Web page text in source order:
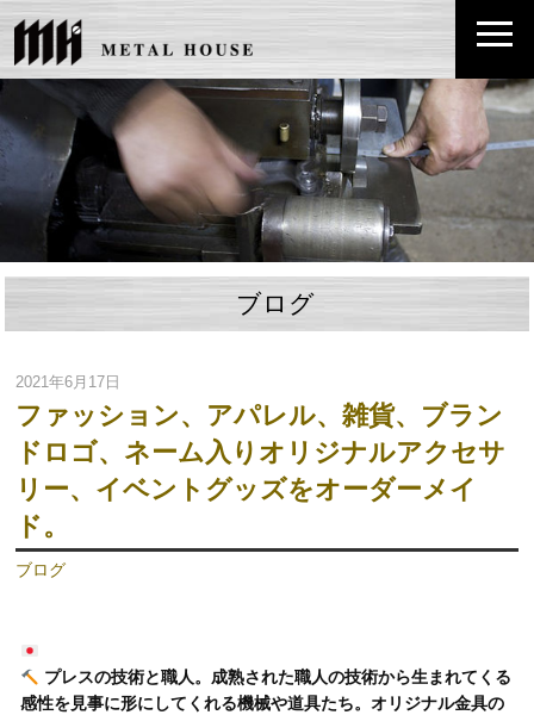
ブログ
2021年6月17日
ファッション、アパレル、雑貨、ブラン
ドロゴ、ネーム入りオリジナルアクセサ
リー、イベントグッズをオーダーメイ
ド。
ブログ
プレスの技術と職人。成熟された職人の技術から生まれてくる
感性を見事に形にしてくれる機械や道具たち。オリジナル金具の